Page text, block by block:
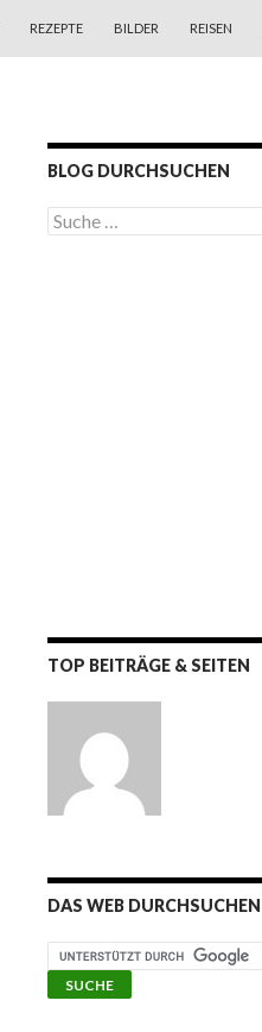
REZEPTE BILDER REISEN
BLOG DURCHSUCHEN
S
u
TOP BEITRÄGE & SEITEN
DAS WEB DURCHSUCHEN